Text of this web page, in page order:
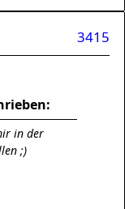
3415
in der
;)